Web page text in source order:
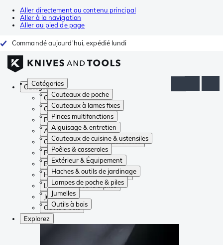
Aller directement au contenu principal
Aller à la navigation
Aller au pied de page
Commandé aujourd'hui, expédié lundi
Catégories
Couteaux de poche
Couteaux à lames fixes
Pinces multifonctions
Aiguisage & entretien
Couteaux de cuisine & ustensiles
Poêles & casseroles
Extérieur & Équipement
Haches & outils de jardinage
Lampes de poche & piles
Jumelles
Outils à bois
Catégories
Couteaux de poche
Couteaux à lames fixes
Pinces multifonctions
Aiguisage & entretien
Couteaux de cuisine & ustensiles
Poêles & casseroles
Extérieur & Équipement
Haches & outils de jardinage
Lampes de poche & piles
Jumelles
Outils à bois
Explorez